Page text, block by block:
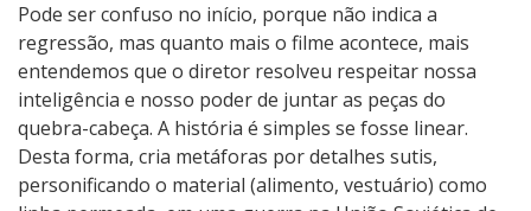
Pode ser confuso no início, porque não indica a
regressão, mas quanto mais o filme acontece, mais
entendemos que o diretor resolveu respeitar nossa
inteligência e nosso poder de juntar as peças do
quebra-cabeça. A história é simples se fosse linear.
Desta forma, cria metáforas por detalhes sutis,
personificando o material (alimento, vestuário) como